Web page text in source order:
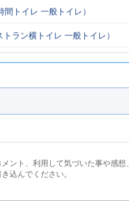
トイレ 一般トイレ）
ラン横トイレ 一般トイレ）
トイレ 一般トイレ）
ント、利用して気づいた事や感想
込んでください。